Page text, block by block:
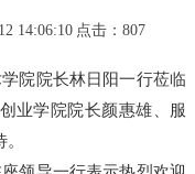
14:06:10 点击： 807
院院长林日阳一行莅临
业学院院长颜惠雄、服